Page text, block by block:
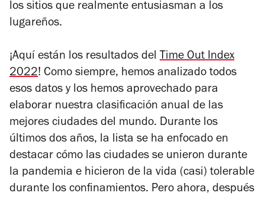
los sitios que realmente entusiasman a los
lugareños.
¡Aquí están los resultados del Time Out Index
2022! Como siempre, hemos analizado todos
esos datos y los hemos aprovechado para
elaborar nuestra clasificación anual de las
mejores ciudades del mundo. Durante los
últimos dos años, la lista se ha enfocado en
destacar cómo las ciudades se unieron durante
la pandemia e hicieron de la vida (casi) tolerable
durante los confinamientos. Pero ahora, después